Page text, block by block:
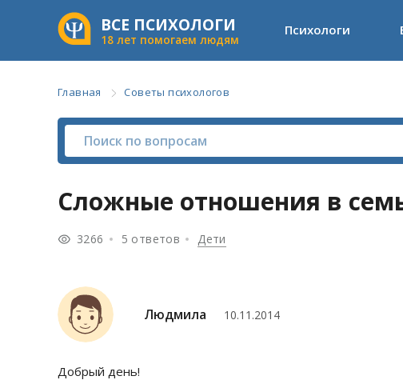
ВСЕ ПСИХОЛОГИ
18 лет помогаем людям
Психологи
Главная Советы психологов
Сложные отношения в
3266 5 ответов Дети
Людмила 10.11.2014
Добрый день!